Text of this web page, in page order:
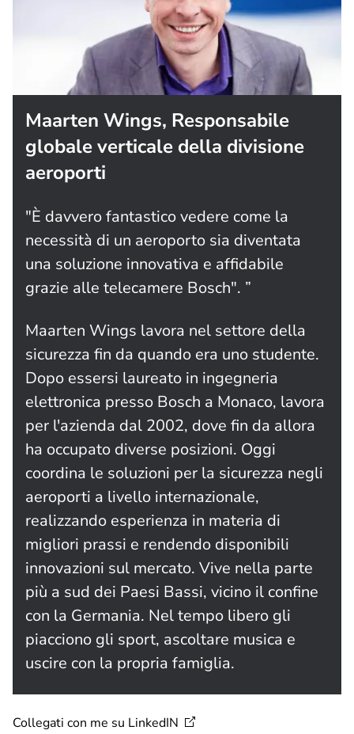
Maarten Wings, Responsabile
globale verticale della divisione
aeroporti
"È davvero fantastico vedere come la
necessità di un aeroporto sia diventata
una soluzione innovativa e affidabile
grazie alle telecamere Bosch". ”
Maarten Wings lavora nel settore della
sicurezza fin da quando era uno studente.
Dopo essersi laureato in ingegneria
elettronica presso Bosch a Monaco, lavora
per l'azienda dal 2002, dove fin da allora
ha occupato diverse posizioni. Oggi
coordina le soluzioni per la sicurezza negli
aeroporti a livello internazionale,
realizzando esperienza in materia di
migliori prassi e rendendo disponibili
innovazioni sul mercato. Vive nella parte
più a sud dei Paesi Bassi, vicino il confine
con la Germania. Nel tempo libero gli
piacciono gli sport, ascoltare musica e
uscire con la propria famiglia.
Collegati con me su LinkedIN